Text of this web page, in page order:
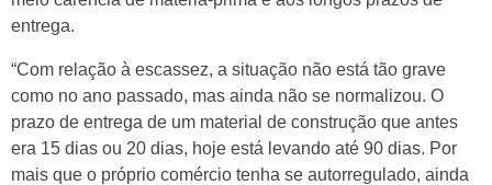
entrega.
“Com relação à escassez, a situação não está tão grave
como no ano passado, mas ainda não se normalizou. O
prazo de entrega de um material de construção que antes
era 15 dias ou 20 dias, hoje está levando até 90 dias. Por
mais que o próprio comércio tenha se autorregulado, ainda